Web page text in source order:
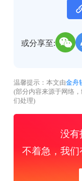
或分享至:
温馨提示：本文由金舟
(部分内容来源于网络
们处理)
没有
不着急，我们